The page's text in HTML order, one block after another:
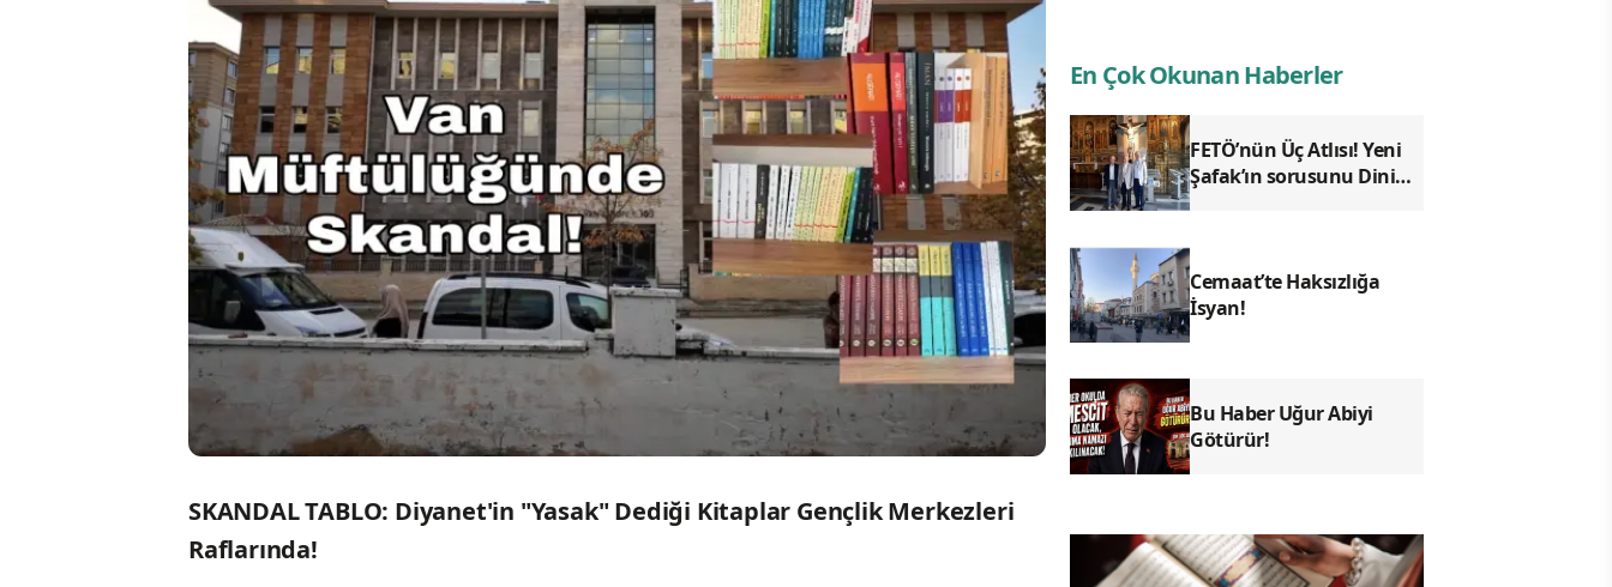
SKANDAL TABLO: Diyanet'in "Yasak" Dediği Kitaplar Gençlik Merkezleri
Raflarında!
En Çok Okunan Haberler
FETÖ’nün Üç Atlısı! Yeni
Şafak’ın sorusunu Dini
Cemaat’te Haksızlığa
İsyan!
Bu Haber Uğur Abiyi
Götürür!